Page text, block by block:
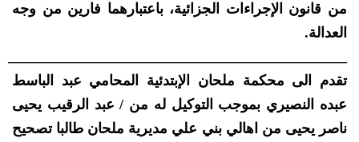
من قانون الإجراءات الجزائية، باعتبارهما فارين من وجه
العدالة.
تقدم الى محكمة ملحان الإبتدئية المحامي عبد الباسط
عبده النصيري بموجب التوكيل له من / عبد الرقيب يحيى
ناصر يحيى من اهالي بني علي مديرية ملحان طالبا تصحيح